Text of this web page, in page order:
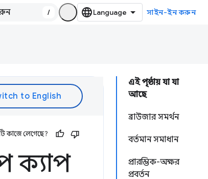
/ সাইন-ইন করুন
এই পৃষ্ঠায় যা যা
আছে
ব্রাউজার সমর্থন
বর্তমান সমাধান
প্রারম্ভিক-অক্ষর
প্রবর্তন
কাজে লেগেছে?
ক্যাপ